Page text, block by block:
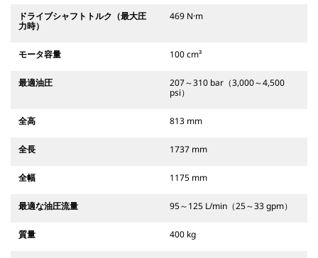
ドライブシャフトトルク（最大圧
力時）
469 N·m
モータ容量 100 cm³
最適油圧
207～310 bar（3,000～4,500
psi）
全高 813 mm
全長 1737 mm
全幅 1175 mm
最適な油圧流量 95～125 L/min（25～33 gpm）
質量 400 kg